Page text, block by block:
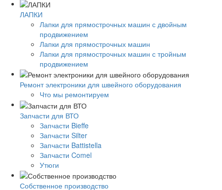
ЛАПКИ
Лапки для прямострочных машин с двойным
продвижением
Лапки для прямострочных машин
Лапки для прямострочных машин с тройным
продвижением
Ремонт электроники для швейного оборудования
Что мы ремонтируем
Запчасти для ВТО
Запчасти Bieffe
Запчасти Silter
Запчасти Battistella
Запчасти Comel
Утюги
Собственное производство